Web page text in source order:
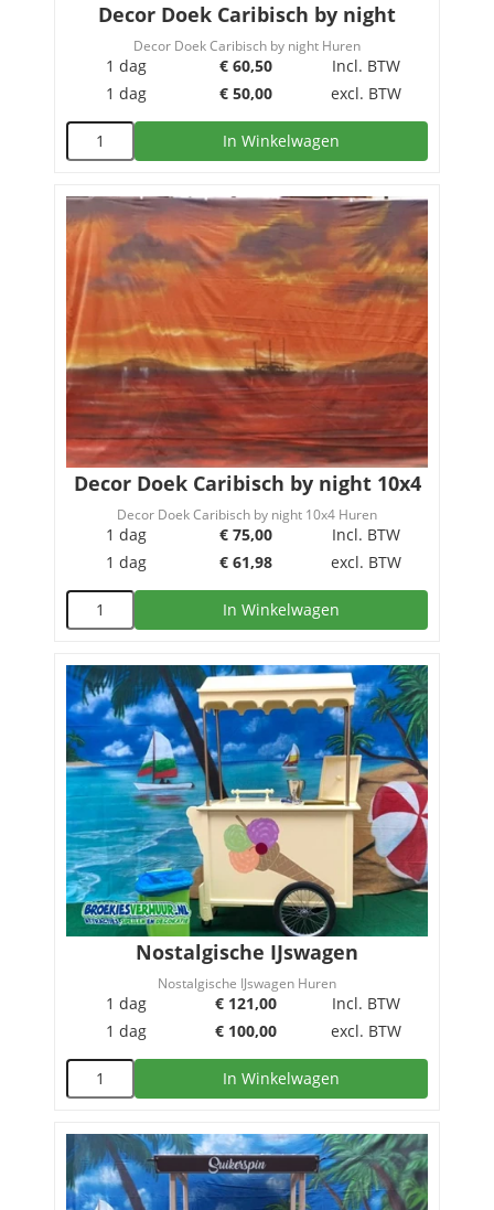
Decor Doek Caribisch by night
Decor Doek Caribisch by night Huren
1 dag € 60,50
Incl. BTW
1 dag
€ 50,00 excl. BTW
In Winkelwagen
Decor Doek Caribisch by night 10x4
Decor Doek Caribisch by night 10x4 Huren
1 dag € 75,00
Incl. BTW
1 dag
€ 61,98 excl. BTW
In Winkelwagen
Nostalgische IJswagen
Nostalgische IJswagen Huren
1 dag € 121,00
Incl. BTW
1 dag
€ 100,00 excl. BTW
In Winkelwagen